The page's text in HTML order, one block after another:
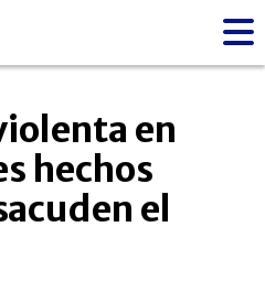
en
hechos
el